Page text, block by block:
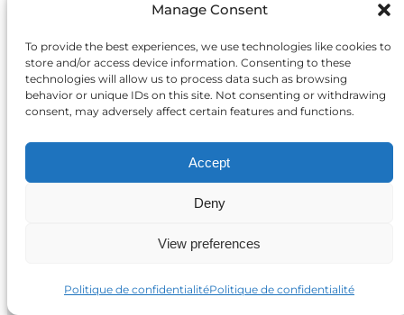
Manage Consent
To provide the best experiences, we use technologies like cookies to
store and/or access device information. Consenting to these
technologies will allow us to process data such as browsing
behavior or unique IDs on this site. Not consenting or withdrawing
consent, may adversely affect certain features and functions.
Accept
Deny
View preferences
Politique de confidentialitéPolitique de confidentialité
Découvrez nos
programmes de bourses